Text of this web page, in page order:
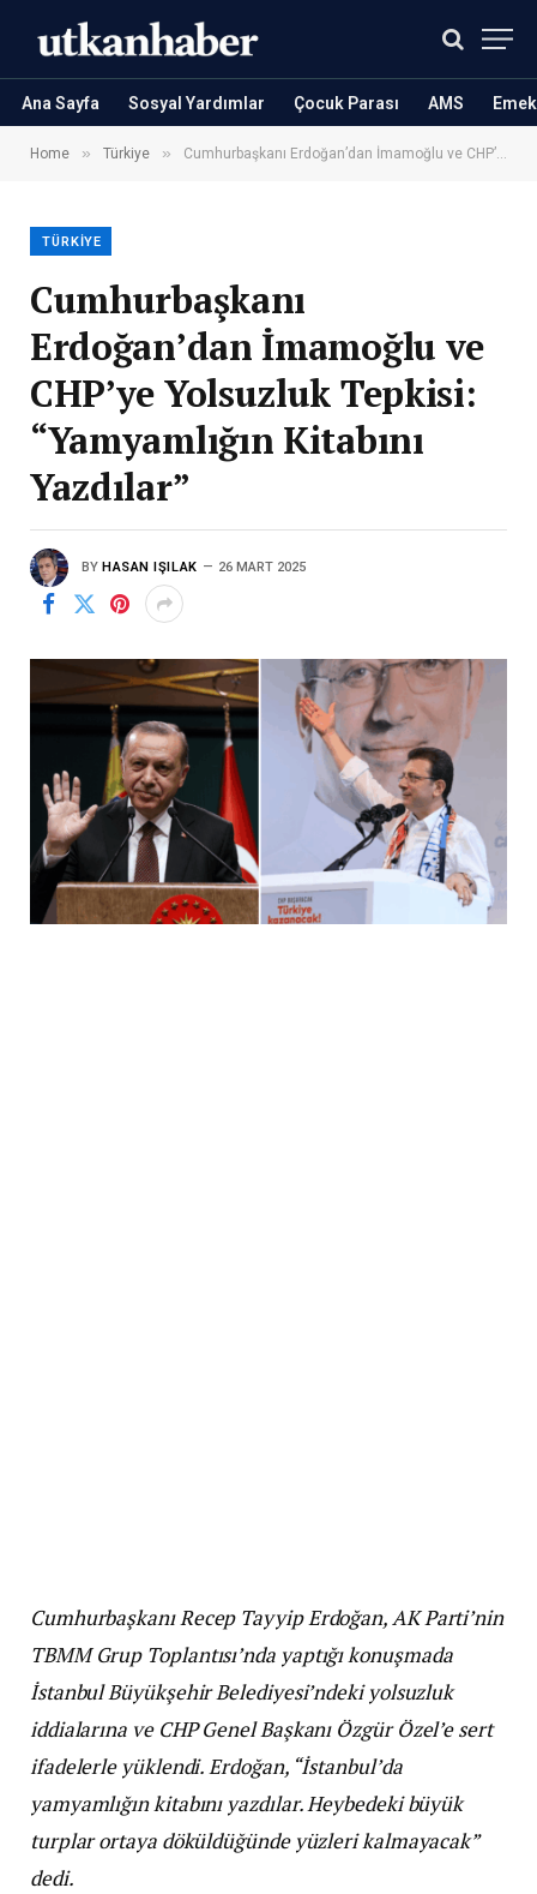
Ana Sayfa Sosyal Yardımlar Çocuk Parası AMS
Home » Türkiye » Cumhurbaşkanı Erdoğan’dan İmamoğlu ve CHP’ye Yolsuzluk Tepkisi: “Yamyamlığın Kitabını Yazdılar”
TÜRKIYE
Cumhurbaşkanı
Erdoğan’dan İmamoğlu ve
CHP’ye Yolsuzluk Tepkisi:
“Yamyamlığın Kitabını
Yazdılar”
BY HASAN IŞILAK 26 MART 2025
Cumhurbaşkanı Recep Tayyip Erdoğan, AK Parti’nin
TBMM Grup Toplantısı’nda yaptığı konuşmada
İstanbul Büyükşehir Belediyesi’ndeki yolsuzluk
iddialarına ve CHP Genel Başkanı Özgür Özel’e sert
ifadelerle yüklendi. Erdoğan, “İstanbul’da
yamyamlığın kitabını yazdılar. Heybedeki büyük
turplar ortaya döküldüğünde yüzleri kalmayacak”
dedi.